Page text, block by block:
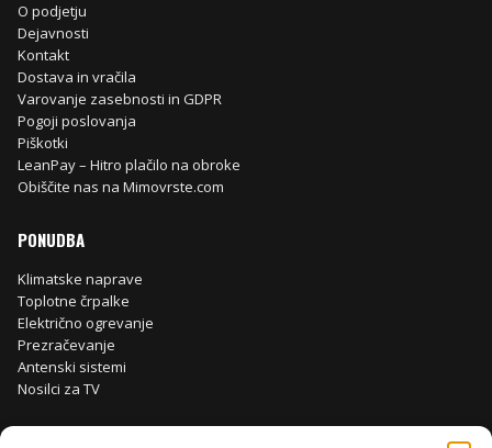
O podjetju
Dejavnosti
Kontakt
Dostava in vračila
Varovanje zasebnosti in GDPR
Pogoji poslovanja
Piškotki
LeanPay – Hitro plačilo na obroke
Obiščite nas na Mimovrste.com
PONUDBA
Klimatske naprave
Toplotne črpalke
Električno ogrevanje
Prezračevanje
Antenski sistemi
Nosilci za TV